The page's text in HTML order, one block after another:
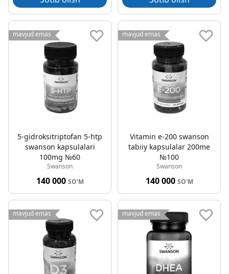
mavjud emas
5-gidroksitriptofan 5-htp
swanson kapsulalari
100mg №60
Swanson
140 000 SO'M
mavjud emas
Vitamin e-200 swanson
tabiiy kapsulalar 200me
№100
Swanson
140 000 SO'M
mavjud emas mavjud emas